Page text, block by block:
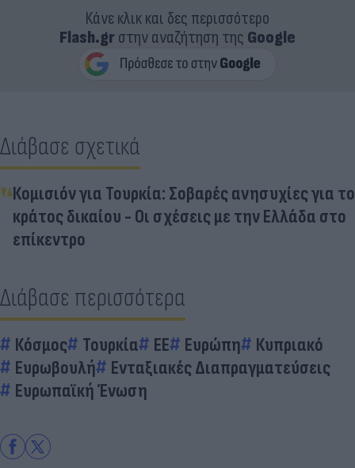
Κάνε κλικ και δες περισσότερο
Flash.grστην αναζήτηση της Google
Διάβασε σχετικά
Κομισιόν για Τουρκία: Σοβαρές ανησυχίες για το
κράτος δικαίου - Οι σχέσεις με την Ελλάδα στο
επίκεντρο
Διάβασε περισσότερα
Κόσμος Τουρκία EE Ευρώπη
Κυπριακό
Ευρωβουλή
Ενταξιακές Διαπραγματεύσεις
Ευρωπαϊκή Ένωση